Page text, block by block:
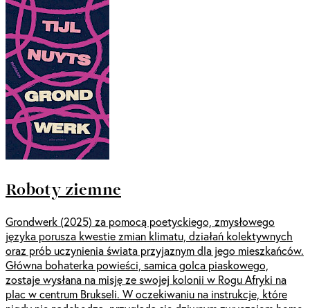
Roboty ziemne
Grondwerk (2025) za pomocą poetyckiego, zmysłowego
języka porusza kwestie zmian klimatu, działań kolektywnych
oraz prób uczynienia świata przyjaznym dla jego mieszkańców.
Główna bohaterka powieści, samica golca piaskowego,
zostaje wysłana na misję ze swojej kolonii w Rogu Afryki na
plac w centrum Brukseli. W oczekiwaniu na instrukcje, które